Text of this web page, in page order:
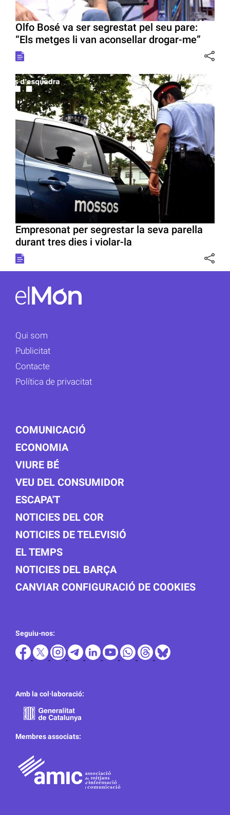
Olfo Bosé va ser segrestat pel seu pare:
“Els metges li van aconsellar drogar-me”
Empresonat per segrestar la seva parella
durant tres dies i violar-la
Qui som
Publicitat
Contacte
Política de privacitat
COMUNICACIÓ
ECONOMIA
VIURE BÉ
VEU DEL CONSUMIDOR
ESCAPA'T
NOTICIES DEL COR
NOTICIES DE TELEVISIÓ
EL TEMPS
NOTICIES DEL BARÇA
CANVIAR CONFIGURACIÓ DE COOKIES
Seguiu-nos:
Amb la col·laboració:
Membres associats: